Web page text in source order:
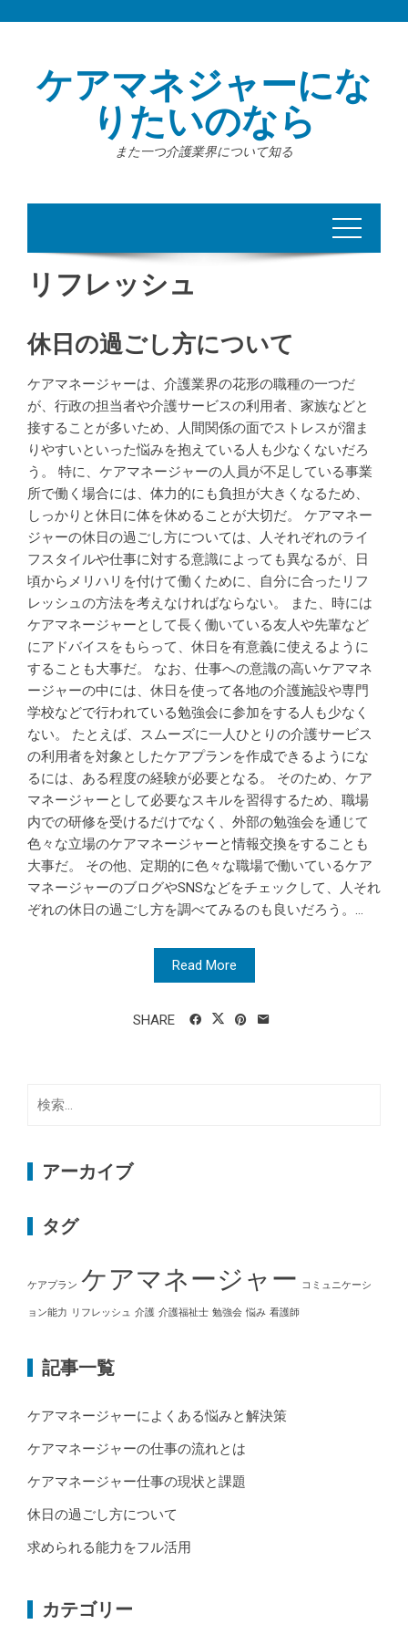
ケアマネジャーにな
りたいのなら
また一つ介護業界について知る
リフレッシュ
休日の過ごし方について
ケアマネージャーは、介護業界の花形の職種の一つだ
が、行政の担当者や介護サービスの利用者、家族などと
接することが多いため、人間関係の面でストレスが溜ま
りやすいといった悩みを抱えている人も少なくないだろ
う。 特に、ケアマネージャーの人員が不足している事業
所で働く場合には、体力的にも負担が大きくなるため、
しっかりと休日に体を休めることが大切だ。 ケアマネー
ジャーの休日の過ごし方については、人それぞれのライ
フスタイルや仕事に対する意識によっても異なるが、日
頃からメリハリを付けて働くために、自分に合ったリフ
レッシュの方法を考えなければならない。 また、時には
ケアマネージャーとして長く働いている友人や先輩など
にアドバイスをもらって、休日を有意義に使えるように
することも大事だ。 なお、仕事への意識の高いケアマネ
ージャーの中には、休日を使って各地の介護施設や専門
学校などで行われている勉強会に参加をする人も少なく
ない。 たとえば、スムーズに一人ひとりの介護サービス
の利用者を対象としたケアプランを作成できるようにな
るには、ある程度の経験が必要となる。 そのため、ケア
マネージャーとして必要なスキルを習得するため、職場
内での研修を受けるだけでなく、外部の勉強会を通じて
色々な立場のケアマネージャーと情報交換をすることも
大事だ。 その他、定期的に色々な職場で働いているケア
マネージャーのブログやSNSなどをチェックして、人それ
ぞれの休日の過ごし方を調べてみるのも良いだろう。...
Read More
SHARE
索:
アーカイブ
タグ
ケアプラン ケアマネージャー コミュニケーシ
ョン能力 リフレッシュ 介護 介護福祉士 勉強会 悩み 看護師
記事一覧
ケアマネージャーによくある悩みと解決策
ケアマネージャーの仕事の流れとは
ケアマネージャー仕事の現状と課題
休日の過ごし方について
求められる能力をフル活用
カテゴリー